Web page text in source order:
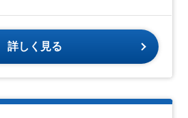
詳しく見る